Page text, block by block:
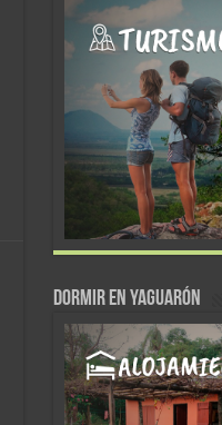
DORMIR EN YAGUARÓN